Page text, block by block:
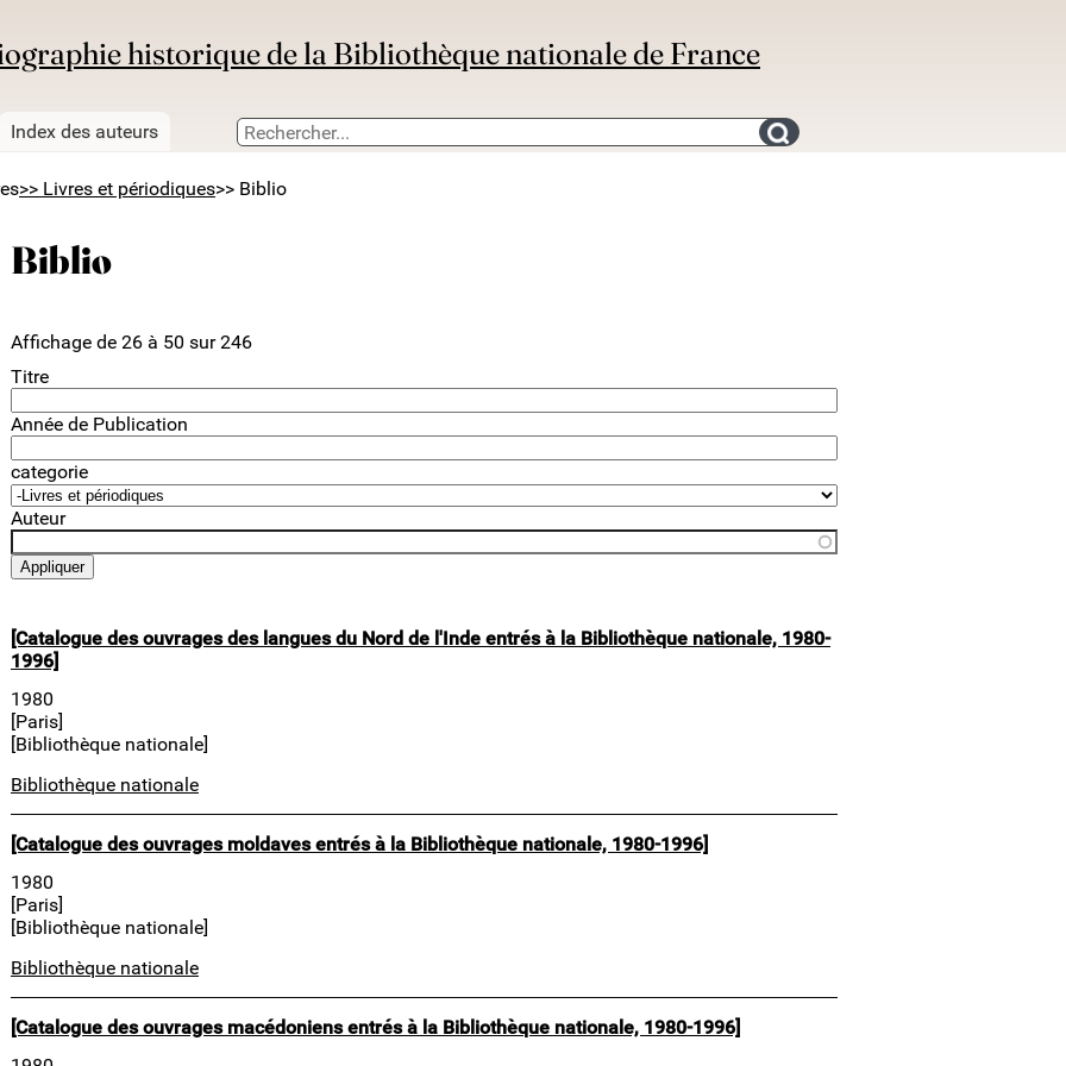
historique de la Bibliothèque nationale de France
Index des auteurs Search for an bibliography
>> Livres et périodiques>> Biblio
Biblio
Affichage de 26 à 50 sur 246
Titre
Année de Publication
categorie
Auteur
[Catalogue des ouvrages des langues du Nord de l'Inde entrés à la Bibliothèque nationale, 1980-
1996]
1980
[Paris]
[Bibliothèque nationale]
Bibliothèque nationale
[Catalogue des ouvrages moldaves entrés à la Bibliothèque nationale, 1980-1996]
1980
[Paris]
[Bibliothèque nationale]
Bibliothèque nationale
[Catalogue des ouvrages macédoniens entrés à la Bibliothèque nationale, 1980-1996]